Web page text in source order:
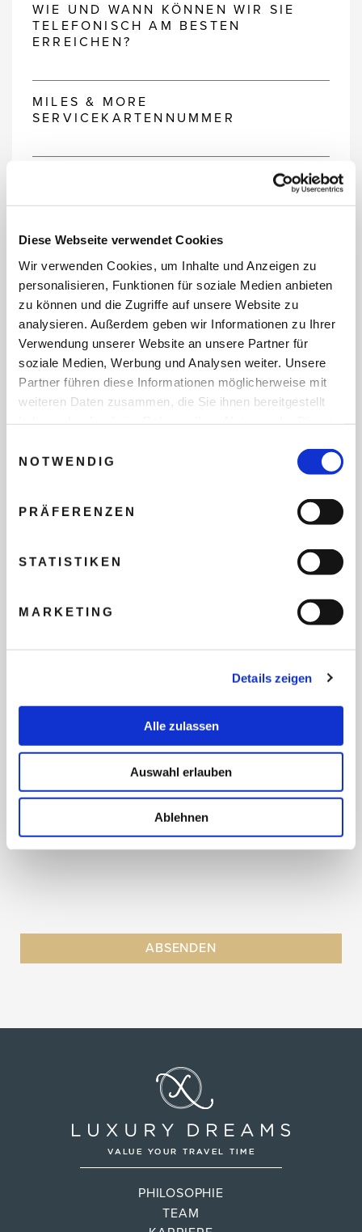
Diese Webseite verwendet Cookies
Wir verwenden Cookies, um Inhalte und Anzeigen zu
personalisieren, Funktionen für soziale Medien anbieten
zu können und die Zugriffe auf unsere Website zu
analysieren. Außerdem geben wir Informationen zu Ihrer
Verwendung unserer Website an unsere Partner für
soziale Medien, Werbung und Analysen weiter. Unsere
Partner führen diese Informationen möglicherweise mit
weiteren Daten zusammen, die Sie ihnen bereitgestellt
NOTWENDIG
PRÄFERENZEN
STATISTIKEN
MARKETING
Details zeigen
Alle zulassen
Auswahl erlauben
Ablehnen
WIE UND WANN KÖNNEN WIR SIE
TELEFONISCH AM BESTEN
ERREICHEN?
MILES & MORE
SERVICEKARTENNUMMER
REISEZEITRAUM
ANZAHL ERWACHSENE
TEILNEHMER
FLUG GEWÜNSCHT
PRÄFERIERTER ABFLUGHAFEN
FRAGEN UND WÜNSCHE
PHILOSOPHIE
TEAM